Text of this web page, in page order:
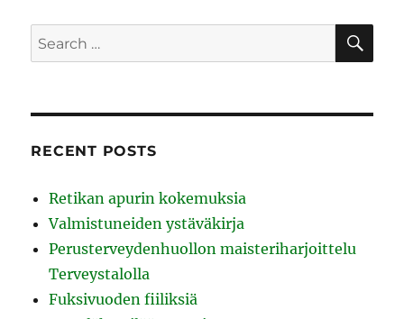
Search
for:
RECENT POSTS
Retikan apurin kokemuksia
Valmistuneiden ystäväkirja
Perusterveydenhuollon maisteriharjoittelu
Terveystalolla
Fuksivuoden fiiliksiä